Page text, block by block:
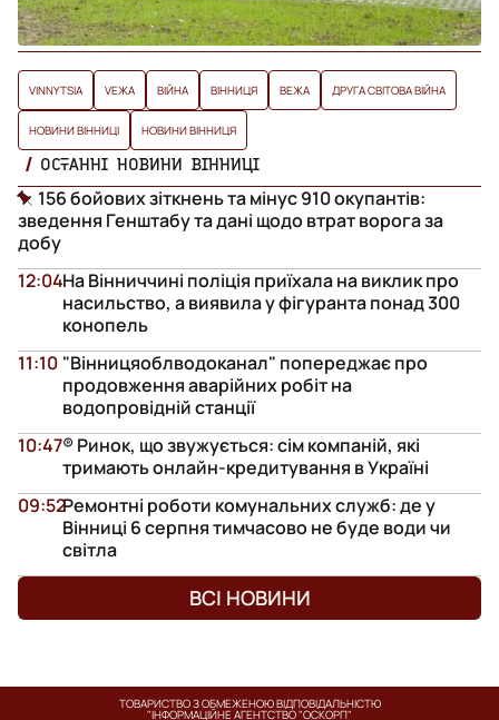
VINNYTSIA VЕЖА ВІЙНА ВІННИЦЯ ВЕЖА ДРУГА СВІТОВА ВІЙНА
НОВИНИ ВІННИЦІ НОВИНИ ВІННИЦЯ
ОСТАННІ НОВИНИ ВІННИЦІ
156 бойових зіткнень та мінус 910 окупантів:
зведення Генштабу та дані щодо втрат ворога за
добу
На Вінниччині поліція приїхала на виклик про
насильство, а виявила у фігуранта понад 300
конопель
12:04
"Вінницяоблводоканал" попереджає про
продовження аварійних робіт на
водопровідній станції
11:10
® Ринок, що звужується: сім компаній, які
тримають онлайн-кредитування в Україні
10:47
Ремонтні роботи комунальних служб: де у
Вінниці 6 серпня тимчасово не буде води чи
світла
09:52
ВСІ НОВИНИ
ТОВАРИСТВО З ОБМЕЖЕНОЮ ВІДПОВІДАЛЬНІСТЮ
"ІНФОРМАЦІЙНЕ АГЕНТСТВО "ОСКОРП"